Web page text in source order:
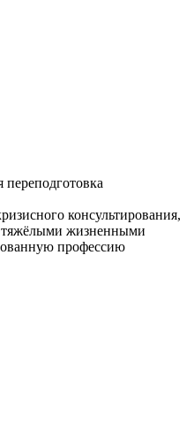
консультирования,
тяжёлыми жизненными
профессию